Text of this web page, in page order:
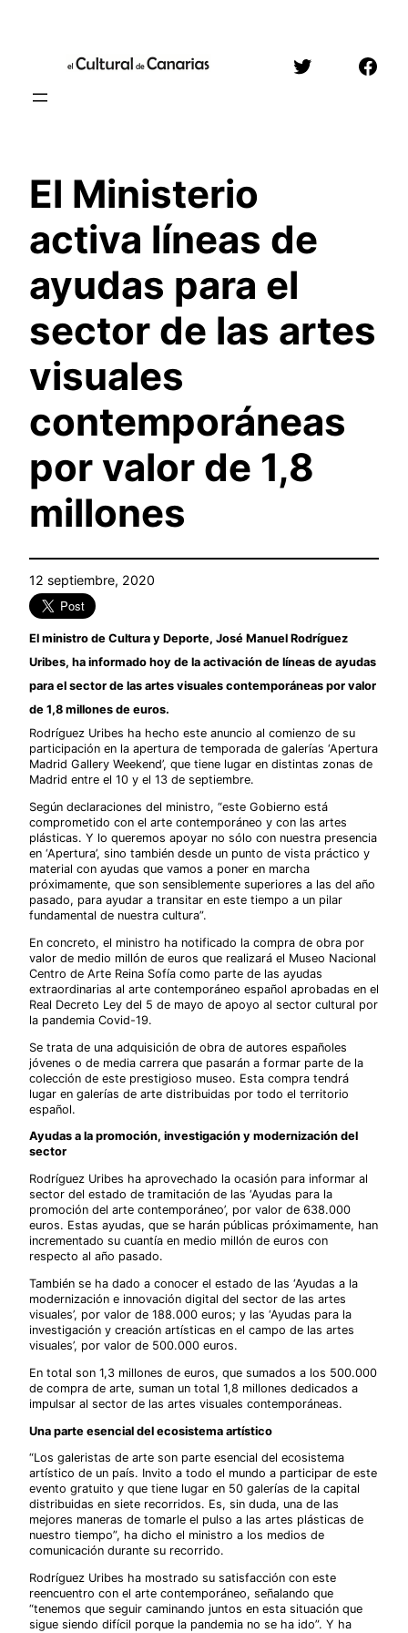
contenido
Twitter
El Ministerio
activa líneas de
ayudas para el
sector de las artes
visuales
contemporáneas
por valor de 1,8
millones
12 septiembre, 2020
El ministro de Cultura y Deporte, José Manuel Rodríguez
Uribes, ha informado hoy de la activación de líneas de ayudas
para el sector de las artes visuales contemporáneas por valor
de 1,8 millones de euros.
Rodríguez Uribes ha hecho este anuncio al comienzo de su
participación en la apertura de temporada de galerías ‘Apertura
Madrid Gallery Weekend’, que tiene lugar en distintas zonas de
Madrid entre el 10 y el 13 de septiembre.
Según declaraciones del ministro, “este Gobierno está
comprometido con el arte contemporáneo y con las artes
plásticas. Y lo queremos apoyar no sólo con nuestra presencia
en ‘Apertura’, sino también desde un punto de vista práctico y
material con ayudas que vamos a poner en marcha
próximamente, que son sensiblemente superiores a las del año
pasado, para ayudar a transitar en este tiempo a un pilar
fundamental de nuestra cultura”.
En concreto, el ministro ha notificado la compra de obra por
valor de medio millón de euros que realizará el Museo Nacional
Centro de Arte Reina Sofía como parte de las ayudas
extraordinarias al arte contemporáneo español aprobadas en el
Real Decreto Ley del 5 de mayo de apoyo al sector cultural por
la pandemia Covid-19.
Se trata de una adquisición de obra de autores españoles
jóvenes o de media carrera que pasarán a formar parte de la
colección de este prestigioso museo. Esta compra tendrá
lugar en galerías de arte distribuidas por todo el territorio
español.
Ayudas a la promoción, investigación y modernización del
sector
Rodríguez Uribes ha aprovechado la ocasión para informar al
sector del estado de tramitación de las ‘Ayudas para la
promoción del arte contemporáneo’, por valor de 638.000
euros. Estas ayudas, que se harán públicas próximamente, han
incrementado su cuantía en medio millón de euros con
respecto al año pasado.
También se ha dado a conocer el estado de las ‘Ayudas a la
modernización e innovación digital del sector de las artes
visuales’, por valor de 188.000 euros; y las ‘Ayudas para la
investigación y creación artísticas en el campo de las artes
visuales’, por valor de 500.000 euros.
En total son 1,3 millones de euros, que sumados a los 500.000
de compra de arte, suman un total 1,8 millones dedicados a
impulsar al sector de las artes visuales contemporáneas.
Una parte esencial del ecosistema artístico
“Los galeristas de arte son parte esencial del ecosistema
artístico de un país. Invito a todo el mundo a participar de este
evento gratuito y que tiene lugar en 50 galerías de la capital
distribuidas en siete recorridos. Es, sin duda, una de las
mejores maneras de tomarle el pulso a las artes plásticas de
nuestro tiempo”, ha dicho el ministro a los medios de
comunicación durante su recorrido.
Rodríguez Uribes ha mostrado su satisfacción con este
reencuentro con el arte contemporáneo, señalando que
“tenemos que seguir caminando juntos en esta situación que
sigue siendo difícil porque la pandemia no se ha ido”. Y ha